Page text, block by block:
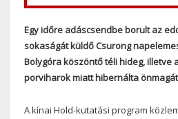
Egy időre adáscsendbe borult az
sokaságát küldő Csurong
Bolygóra köszöntő téli hideg, illetve
porviharok miatt hibernálta
A kínai Hold-kutatási program